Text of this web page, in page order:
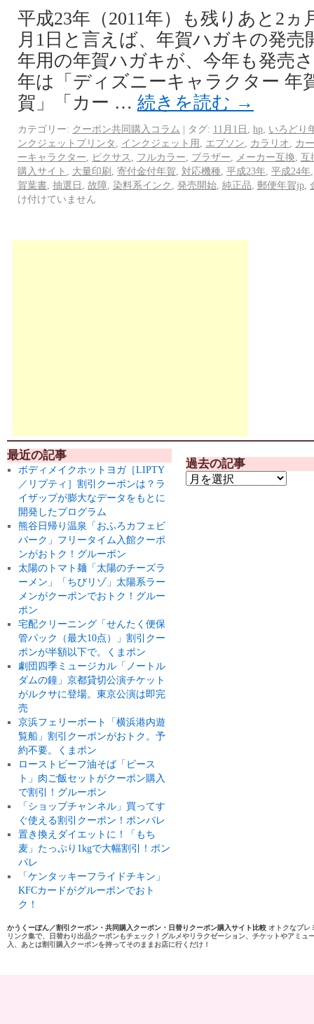
平成23年（2011年）も残りあと2ヵ
月1日と言えば、年賀ハガキの発売
年用の年賀ハガキが、今年も発売
年は「ディズニーキャラクター 年
賀」「カー … 続きを読む →
カテゴリー: クーポン共同購入コラム | タグ: 11月1日 hp いろどり
ンクジェットプリンタ
インクジェット用 エプソン カラリオ
カ
ーキャラクター
ピクサス フルカラー ブラザー メーカー互換 互
購入サイト
大量印刷 寄付金付年賀 対応機種 平成23年 平成24年
賀葉書 抽選日 故障 染料系インク 発売開始 純正品 郵便年賀jp
け付けていません
最近の記事
ボディメイクホットヨガ［LIPTY
／リプティ］割引クーポンは？ラ
イザップが膨大なデータをもとに
開発したプログラム
熊谷日帰り温泉「おふろカフェビ
バーク」フリータイム入館クーポ
ンがおトク！グルーポン
太陽のトマト麺「太陽のチーズラ
ーメン」「ちびリゾ」太陽系ラー
メンがクーポンでおトク！グルー
ポン
宅配クリーニング「せんたく便保
管パック（最大10点）」割引クー
ポンが半額以下で。くまポン
劇団四季ミュージカル「ノートル
ダムの鐘」京都貸切公演チケット
がルクサに登場。東京公演は即完
売
京浜フェリーボート「横浜港内遊
覧船」割引クーポンがおトク。予
約不要。くまポン
ローストビーフ油そば「ビース
ト」肉ご飯セットがクーポン購入
で割引！グルーポン
「ショップチャンネル」買ってす
ぐ使える割引クーポン！ポンパレ
置き換えダイエットに！「もち
麦」たっぷり1kgで大幅割引！ポン
パレ
「ケンタッキーフライドチキン」
KFCカードがグルーポンでおト
ク！
過去の記事
かうくーぽん／割引クーポン・共同購入クーポン・日替りクーポン購入サイト比較 オトクなプレ
リンク集で、日替わり出品クーポンもチェック！グルメやリラクゼーション、チケットやアミ
入、あとは割引購入クーポンを持ってそのままお店に行くだけ！